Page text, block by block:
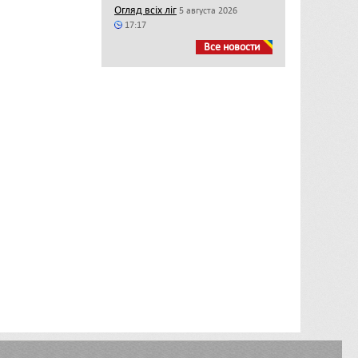
Огляд всіх ліг 5 августа 2026
17:17
Все новости